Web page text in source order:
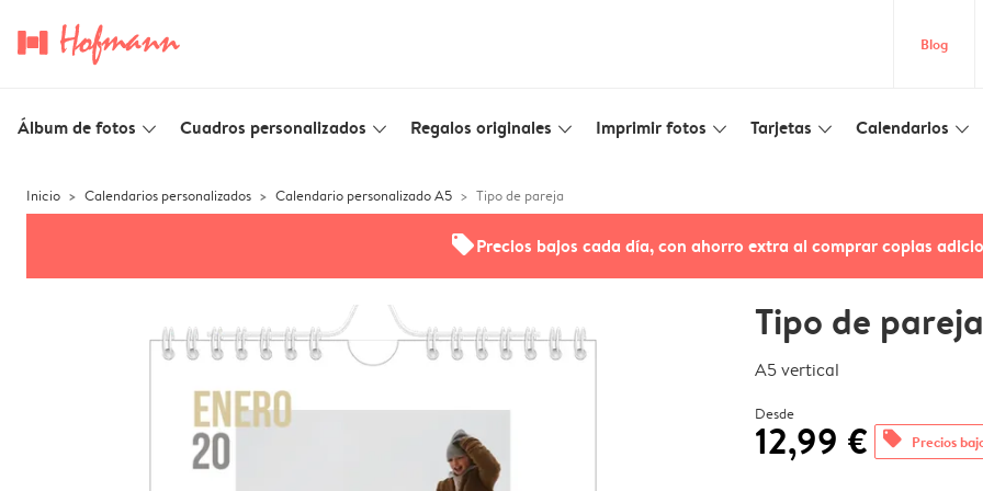
Blog
Álbum de fotos slim_arrow_down Cuadros personalizados slim_arrow_down Regalos originales slim_arrow_down Imprimir fotos slim_arrow_down Tarjetas slim_arrow_down Calendarios slim_arrow_down
Inicio Calendarios personalizados Calendario personalizado A5 Tipo de pareja
offersPrecios bajos cada día, con ahorro extra al comprar copias
Tipo de pareja
A5 vertical
Desde
12,99 € offers Precios